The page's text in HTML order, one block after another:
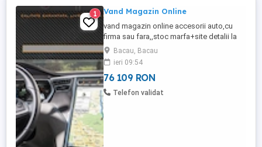
1 Vand Magazin Online
vand magazin online accesorii auto,cu
firma sau fara,,stoc marfa+site detalii la
telefonBacau, Bacau
ieri 09:54
76 109 RON
Telefon validat